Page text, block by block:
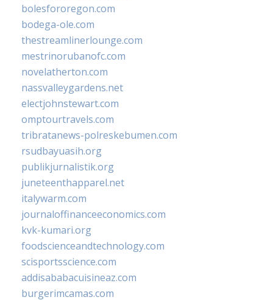
bolesfororegon.com
bodega-ole.com
thestreamlinerlounge.com
mestrinorubanofc.com
novelatherton.com
nassvalleygardens.net
electjohnstewart.com
omptourtravels.com
tribratanews-polreskebumen.com
rsudbayuasih.org
publikjurnalistik.org
juneteenthapparel.net
italywarm.com
journaloffinanceeconomics.com
kvk-kumari.org
foodscienceandtechnology.com
scisportsscience.com
addisababacuisineaz.com
burgerimcamas.com